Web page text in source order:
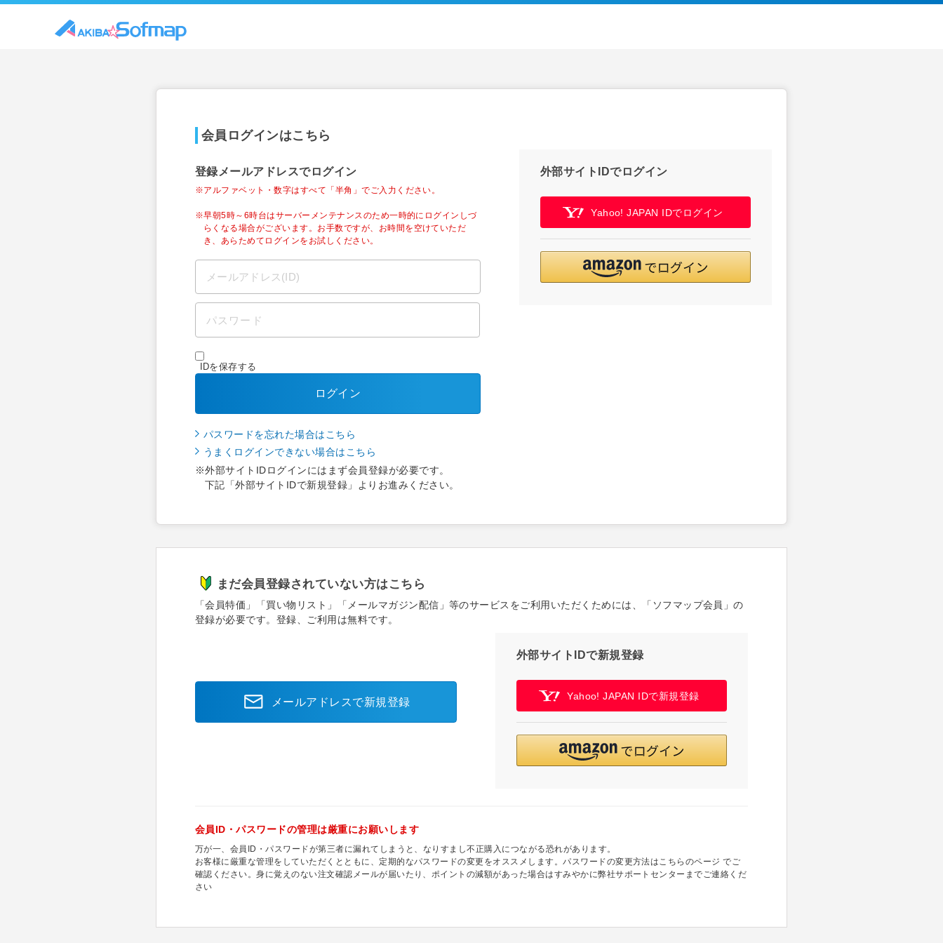
会員ログインはこちら
登録メールアドレスでログイン
※アルファベット・数字はすべて「半角」でご入力ください。
※早朝5時～6時台はサーバーメンテナンスのため一時的にログインしづ
らくなる場合がございます。お手数ですが、お時間を空けていただ
き、あらためてログインをお試しください。
IDを保存する
ログイン
パスワードを忘れた場合はこちら
うまくログインできない場合はこちら
※外部サイトIDログインにはまず会員登録が必要です。
下記「外部サイトIDで新規登録」よりお進みください。
外部サイトIDでログイン
Yahoo! JAPAN IDでログイン
まだ会員登録されていない方はこちら
「会員特価」「買い物リスト」「メールマガジン配信」等のサービスをご利用いただくためには、「ソフマップ会員」の
登録が必要です。登録、ご利用は無料です。
メールアドレスで新規登録
外部サイトIDで新規登録
Yahoo! JAPAN IDで新規登録
会員ID・パスワードの管理は厳重にお願いします
万が一、会員ID・パスワードが第三者に漏れてしまうと、なりすまし不正購入につながる恐れがあります。
お客様に厳重な管理をしていただくとともに、定期的なパスワードの変更をオススメします。パスワードの変更方法はこちらのページ でご
確認ください。身に覚えのない注文確認メールが届いたり、ポイントの減額があった場合はすみやかに弊社サポートセンターまでご連絡くだ
さい